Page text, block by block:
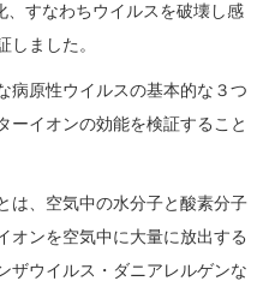
、すなわちウイルスを破壊し感
しました。
病原性ウイルスの基本的な３つ
ーイオンの効能を検証すること
は、空気中の水分子と酸素分子
オンを空気中に大量に放出する
ザウイルス・ダニアレルゲンな